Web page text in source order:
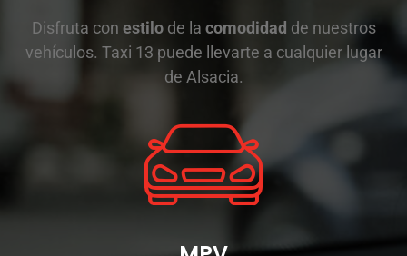
Disfruta con estilode la comodidad de nuestros
vehículos. Taxi 13 puede llevarte a cualquier lugar
de Alsacia.